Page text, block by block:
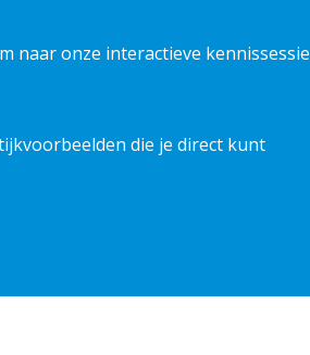
naar onze interactieve kennissessie
die je direct kunt